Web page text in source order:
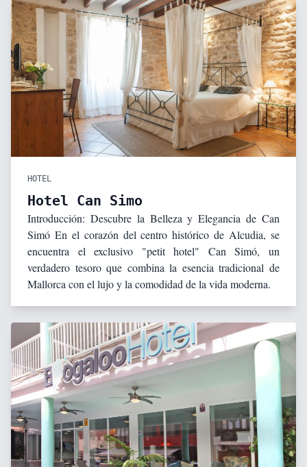
HOTEL
Hotel Can Simo
Introducción: Descubre la Belleza y Elegancia de Can
Simó En el corazón del centro histórico de Alcudia, se
encuentra el exclusivo "petit hotel" Can Simó, un
verdadero tesoro que combina la esencia tradicional de
Mallorca con el lujo y la comodidad de la vida moderna.